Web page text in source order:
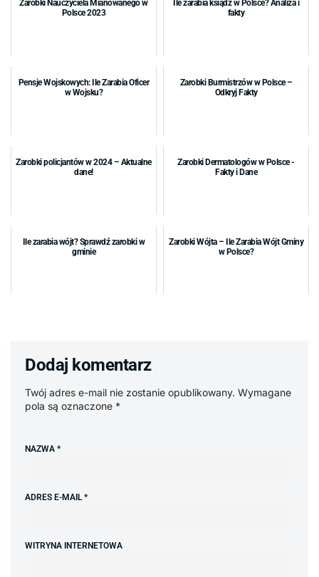
Zarobki Nauczyciela Mianowanego w
Polsce 2023
Ile zarabia ksiądz w Polsce? Analiza i
fakty
Pensje Wojskowych: Ile Zarabia Oficer
w Wojsku?
Zarobki Burmistrzów w Polsce –
Odkryj Fakty
Zarobki policjantów w 2024 – Aktualne
dane!
Zarobki Dermatologów w Polsce -
Fakty i Dane
Ile zarabia wójt? Sprawdź zarobki w
gminie
Zarobki Wójta – Ile Zarabia Wójt Gminy
w Polsce?
Dodaj komentarz
Twój adres e-mail nie zostanie opublikowany. Wymagane
pola są oznaczone *
NAZWA *
ADRES E-MAIL*
WITRYNA INTERNETOWA